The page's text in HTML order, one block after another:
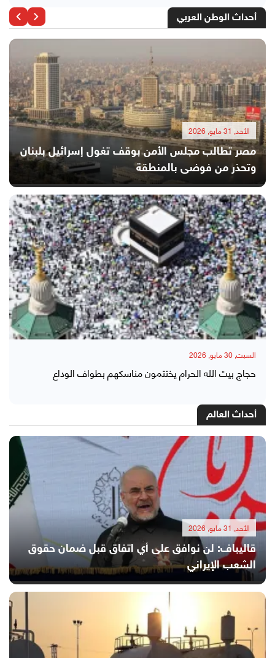
أحداث الوطن العربي
الأحد, 31 مايو, 2026
مصر تطالب مجلس الأمن بوقف تغول إسرائيل بلبنان
وتحذر من فوضى بالمنطقة
السبت, 30 مايو, 2026
حجاج بيت الله الحرام يختتمون مناسكهم بطواف الوداع
أحداث العالم
الأحد, 31 مايو, 2026
قاليباف: لن نوافق على أي اتفاق قبل ضمان حقوق
الشعب الإيراني